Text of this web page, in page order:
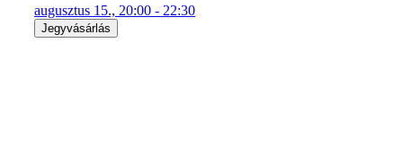
augusztus 15., 20:00 - 22:30
Jegyvásárlás